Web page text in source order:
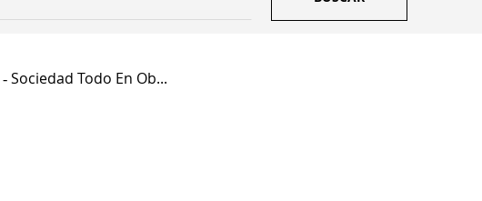
- Sociedad Todo En Ob...